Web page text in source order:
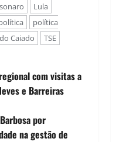
Lula
política
Caiado TSE
com visitas a
e Barreiras
por
na gestão de